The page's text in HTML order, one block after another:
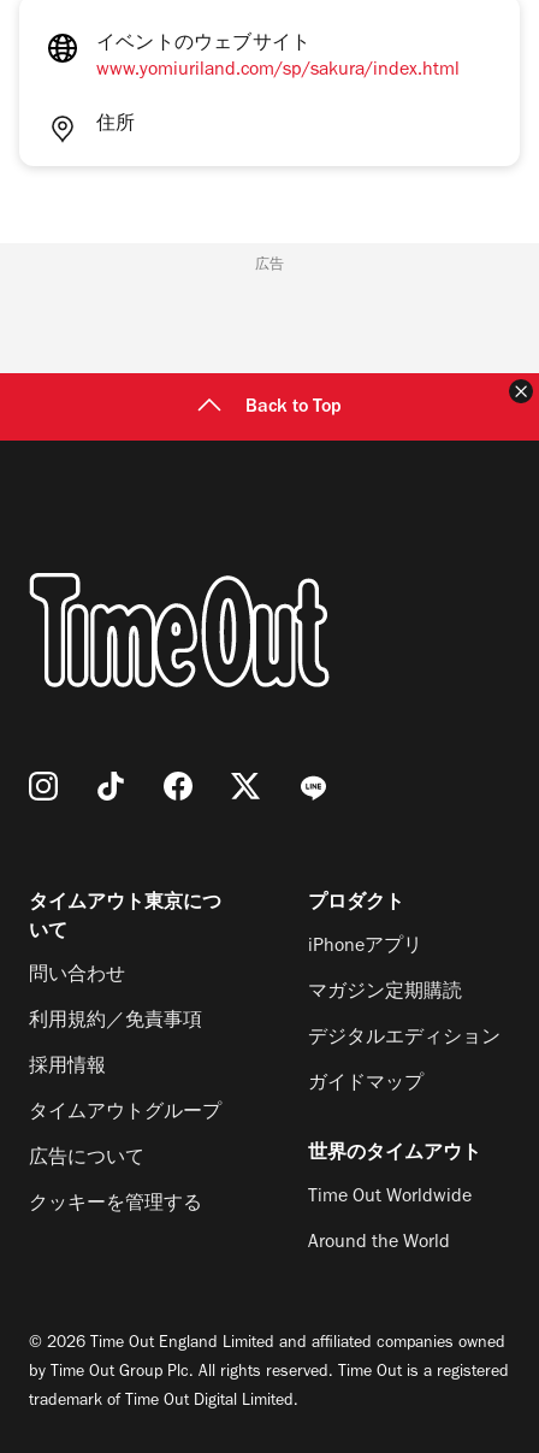
イベントのウェブサイト
www.yomiuriland.com/sp/sakura/index.html
住所
広告
Back to Top
タイムアウト東京につ
いて
問い合わせ
利用規約／免責事項
採用情報
タイムアウトグループ
広告について
クッキーを管理する
プロダクト
iPhoneアプリ
マガジン定期購読
デジタルエディション
ガイドマップ
世界のタイムアウト
Time Out Worldwide
Around the World
© 2026 Time Out England Limited and affiliated companies owned
by Time Out Group Plc. All rights reserved. Time Out is a registered
trademark of Time Out Digital Limited.